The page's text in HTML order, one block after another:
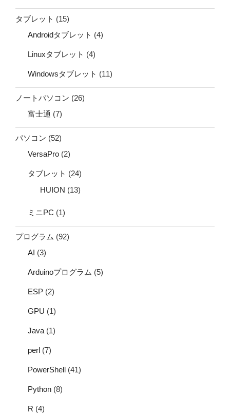
タブレット (15)
Androidタブレット (4)
Linuxタブレット (4)
Windowsタブレット (11)
ノートパソコン (26)
富士通 (7)
パソコン (52)
VersaPro (2)
タブレット (24)
HUION (13)
ミニPC (1)
プログラム (92)
AI (3)
Arduinoプログラム (5)
ESP (2)
GPU (1)
Java (1)
perl (7)
PowerShell (41)
Python (8)
R (4)